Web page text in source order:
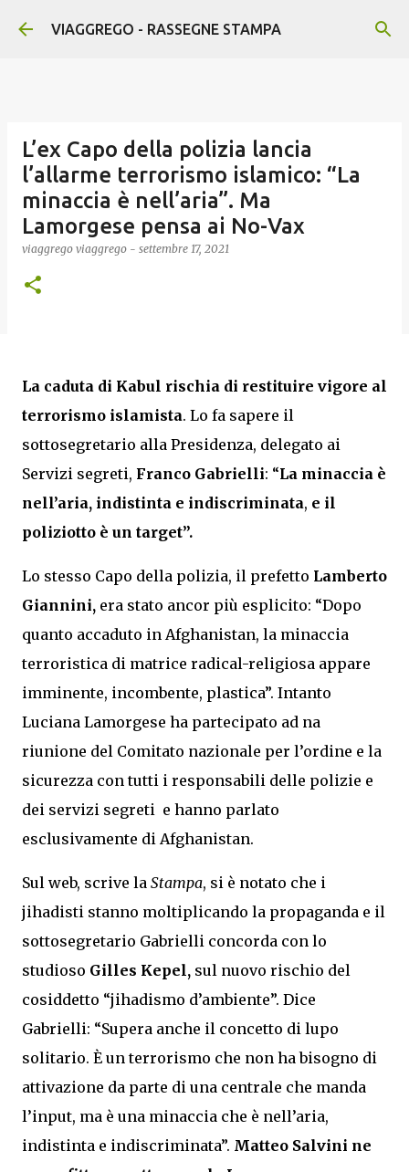
Passa ai contenuti principali
VIAGGREGO - RASSEGNE STAMPA
L’ex Capo della polizia lancia
l’allarme terrorismo islamico: “La
minaccia è nell’aria”. Ma
Lamorgese pensa ai No-Vax
viaggrego viaggrego - settembre 17, 2021
La caduta di Kabul rischia di restituire vigore al
terrorismo islamista. Lo fa sapere il
sottosegretario alla Presidenza, delegato ai
Servizi segreti, Franco Gabrielli: “La minaccia è
nell’aria, indistinta e indiscriminata, e il
poliziotto è un target”.
Lo stesso Capo della polizia, il prefetto Lamberto
Giannini, era stato ancor più esplicito: “Dopo
quanto accaduto in Afghanistan, la minaccia
terroristica di matrice radical-religiosa appare
imminente, incombente, plastica”. Intanto
Luciana Lamorgese ha partecipato ad na
riunione del Comitato nazionale per l’ordine e la
sicurezza con tutti i responsabili delle polizie e
dei servizi segreti e hanno parlato
esclusivamente di Afghanistan.
Sul web, scrive la Stampa, si è notato che i
jihadisti stanno moltiplicando la propaganda e il
sottosegretario Gabrielli concorda con lo
studioso Gilles Kepel, sul nuovo rischio del
cosiddetto “jihadismo d’ambiente”. Dice
Gabrielli: “Supera anche il concetto di lupo
solitario. È un terrorismo che non ha bisogno di
attivazione da parte di una centrale che manda
l’input, ma è una minaccia che è nell’aria,
indistinta e indiscriminata”. Matteo Salvini ne